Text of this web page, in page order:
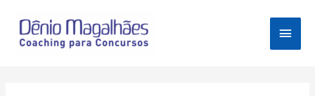
para